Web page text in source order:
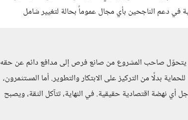
في دعم الناجحين بأي مجال عموماً بحالة لتغيير شامل
يتحوّل صاحب المشروع من صانع فرص إلى مدافع دائم عن حقه
بدلًا من التركيز على الابتكار والتطوير. أما المستثمرون،
نهضة اقتصادية حقيقية. في النهاية، تتآكل الثقة، ويصبح